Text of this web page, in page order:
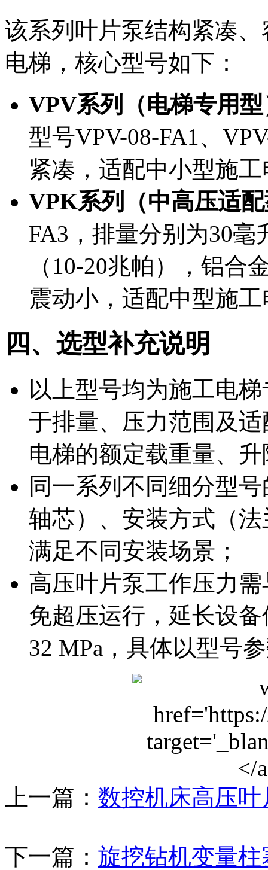
该系列叶片泵结构紧凑
电梯，核心型号如下：
VPV系列（电梯专用
型号VPV-08-FA1、
紧凑，适配中小型施
VPK系列（中高压适
FA3，排量分别为30
（10-20兆帕），铝合
震动小，适配中型施
四、选型补充说明
以上型号均为施工电
于排量、压力范围及
电梯的额定载重量、
同一系列不同细分型
轴芯）、安装方式（
满足不同安装场景；
高压叶片泵工作压力
免超压运行，延长设
32 MPa，具体以型号
上一篇： 数控机床高压
下一篇： 旋挖钻机变量